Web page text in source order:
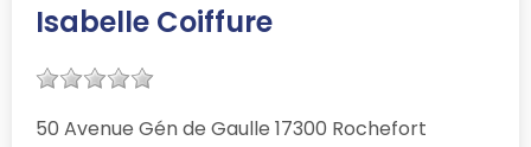
Isabelle Coiffure
50 Avenue Gén de Gaulle 17300 Rochefort